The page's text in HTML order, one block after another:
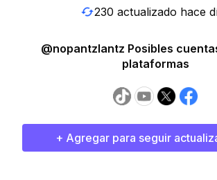
230 actualizado hace
@nopantzlantz Posibles
plataformas
+ Agregar para seguir